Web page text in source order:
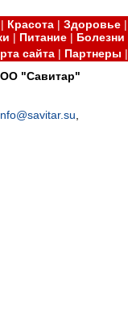
| Красота |Здоровье
| Питание| Болезни
сайта| Партнеры
"Савитар"